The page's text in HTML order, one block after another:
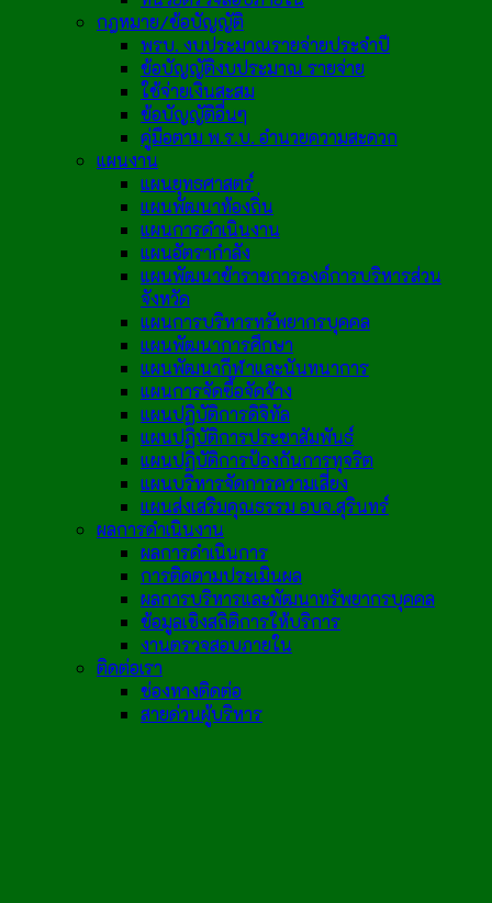
กฎหมาย/ข้อบัญญัติ
พรบ. งบประมาณรายจ่ายประจำปี
ข้อบัญญัติงบประมาณ รายจ่าย
ใช้จ่ายเงินสะสม
ข้อบัญญัติอื่นๆ
คู่มือตาม พ.ร.บ. อำนวยความสะดวก
แผนงาน
แผนยุทธศาสตร์
แผนพัฒนาท้องถิ่น
แผนการดำเนินงาน
แผนอัตรากำลัง
แผนพัฒนาข้าราชการองค์การบริหารส่วน
จังหวัด
แผนการบริหารทรัพยากรบุคคล
แผนพัฒนาการศึกษา
แผนพัฒนากีฬาและนันทนาการ
แผนการจัดซื้อจัดจ้าง
แผนปฏิบัติการดิจิทัล
แผนปฏิบัติการประชาสัมพันธ์
แผนปฏิบัติการป้องกันการทุจริต
แผนบริหารจัดการความเสี่ยง
แผนส่งเสริมคุณธรรม อบจ.สุรินทร์
ผลการดำเนินงาน
ผลการดำเนินการ
การติดตามประเมินผล
ผลการบริหารและพัฒนาทรัพยากรบุคคล
ข้อมูลเชิงสถิติการให้บริการ
งานตรวจสอบภายใน
ติดต่อเรา
ช่องทางติดต่อ
สายด่วนผู้บริหาร